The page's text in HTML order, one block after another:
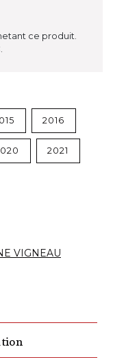
ce produit.
.
2016
2021
VIGNEAU